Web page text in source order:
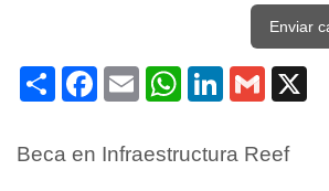
Enviar
Share Facebook
Email WhatsAppLinkedInGmail
Beca en Infraestructura Reef